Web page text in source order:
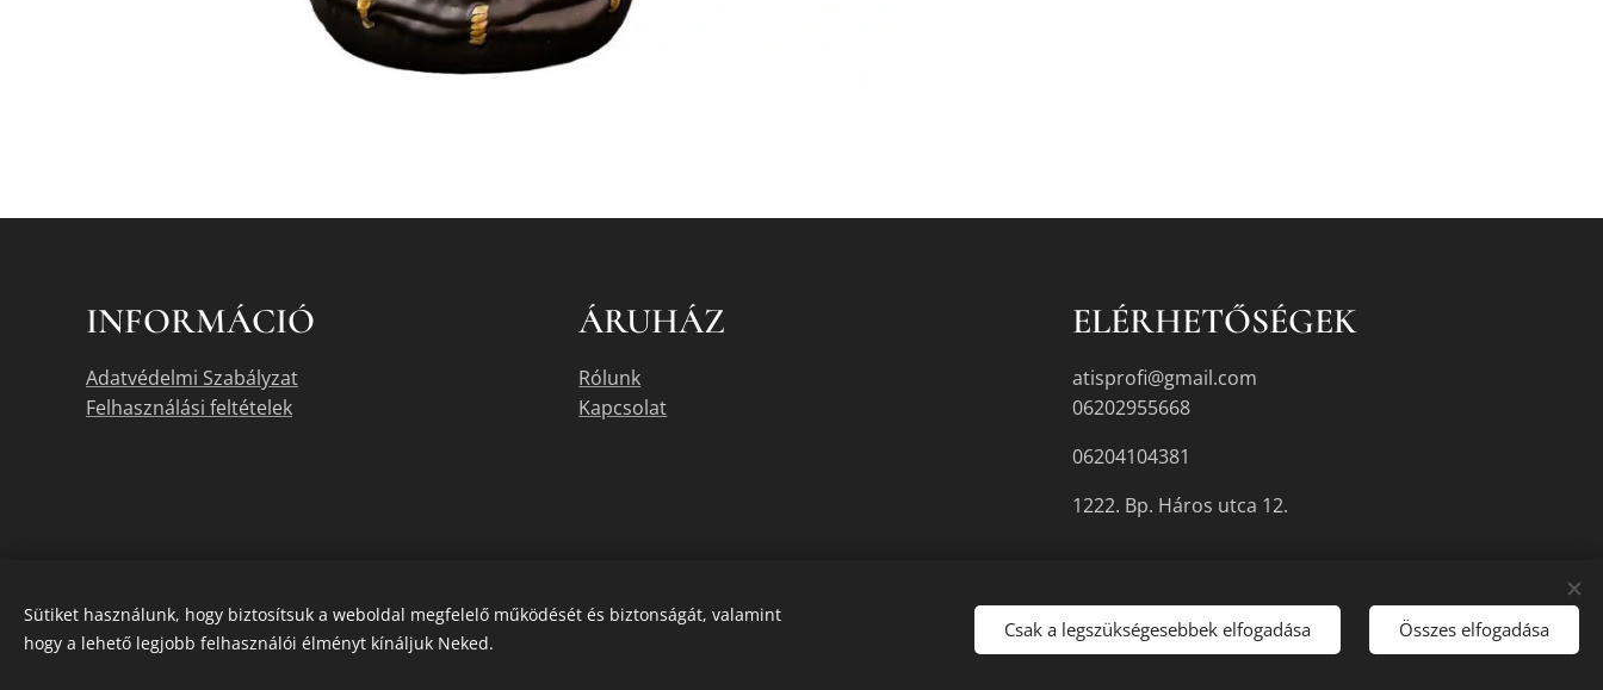
INFORMÁCIÓ
Adatvédelmi Szabályzat
Felhasználási feltételek
ÁRUHÁZ
Rólunk
Kapcsolat
ELÉRHETŐSÉGEK
atisprofi@gmail.com
06202955668
06204104381
1222. Bp. Háros utca 12.
A termékek aktuális készletéről érdeklődjön az üzletben, vagy a megadott elérhetőségek egyikén. Sütik
Sütiket használunk, hogy biztosítsuk a weboldal megfelelő működését és biztonságát, valamint
hogy a lehető legjobb felhasználói élményt kínáljuk Neked.
Csak a legszükségesebbek elfogadása Összes elfogadása